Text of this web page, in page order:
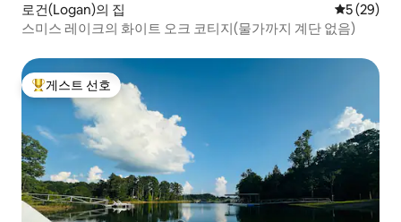
로건(Logan)의 집 평점 5점(5
5 (29)
스미스 레이크의 화이트 오크 코티지(물가까지 계단 없음)
상위 게스트 선호
게스트 선호